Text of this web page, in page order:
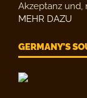
Akzeptanz und,
MEHR DAZU
GERMANY’S